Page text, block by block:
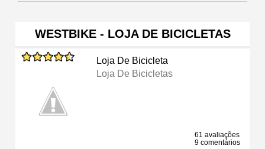
WESTBIKE - LOJA DE BICICLETAS
Loja De Bicicleta
Loja De Bicicletas
61 avaliações
9 comentários